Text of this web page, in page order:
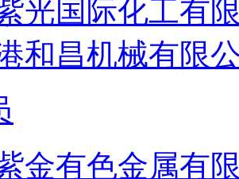
光国际化工有
和昌机械有限
金有色金属有